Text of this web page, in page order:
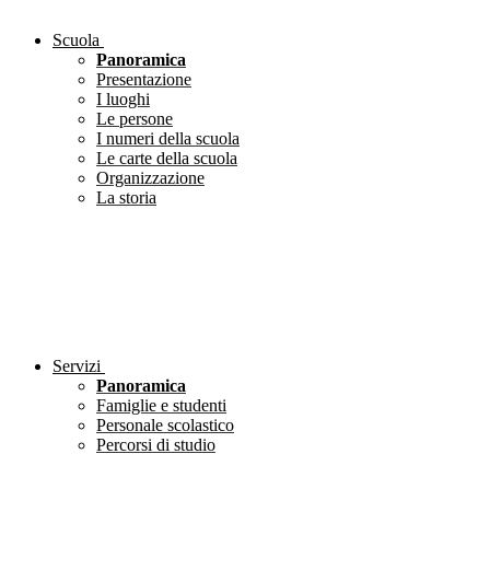
Scuola
Panoramica
Presentazione
I luoghi
Le persone
I numeri della scuola
Le carte della scuola
Organizzazione
La storia
Servizi
Panoramica
Famiglie e studenti
Personale scolastico
Percorsi di studio